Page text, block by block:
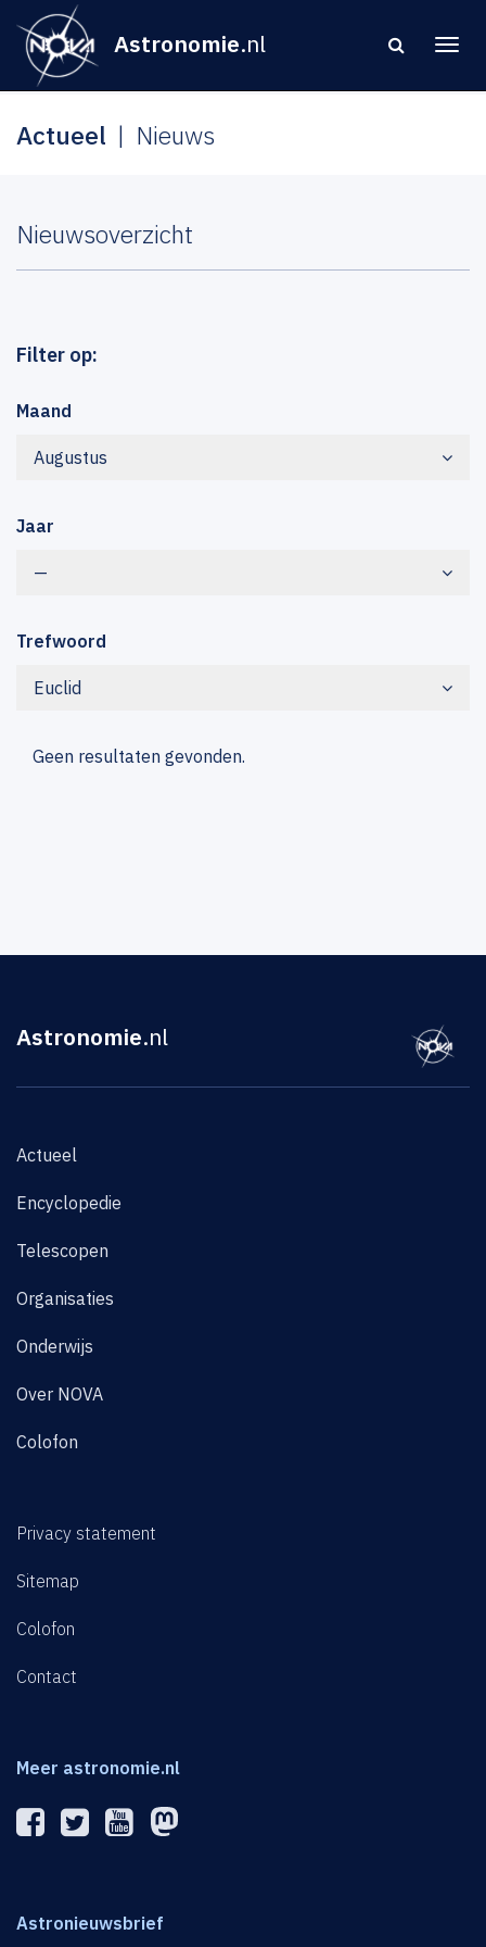
Astronomie.nl
Actueel Nieuws
Nieuwsoverzicht
Filter op:
Maand
Augustus
Jaar
—
Trefwoord
Euclid
Geen resultaten gevonden.
Astronomie.nl
Actueel
Encyclopedie
Telescopen
Organisaties
Onderwijs
Over NOVA
Colofon
Privacy statement
Sitemap
Colofon
Contact
Meer astronomie.nl
Astronieuwsbrief